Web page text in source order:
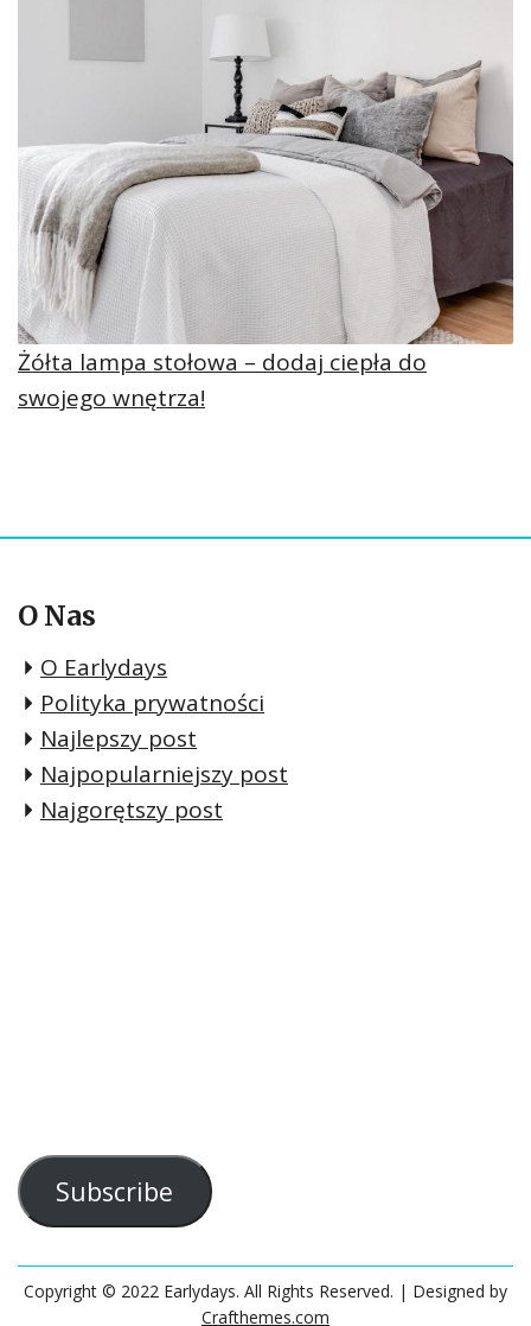
Żółta lampa stołowa – dodaj ciepła do
swojego wnętrza!
O Nas
O Earlydays
Polityka prywatności
Najlepszy post
Najpopularniejszy post
Najgorętszy post
Subscribe
Copyright © 2022 Earlydays. All Rights Reserved. | Designed by
Crafthemes.com